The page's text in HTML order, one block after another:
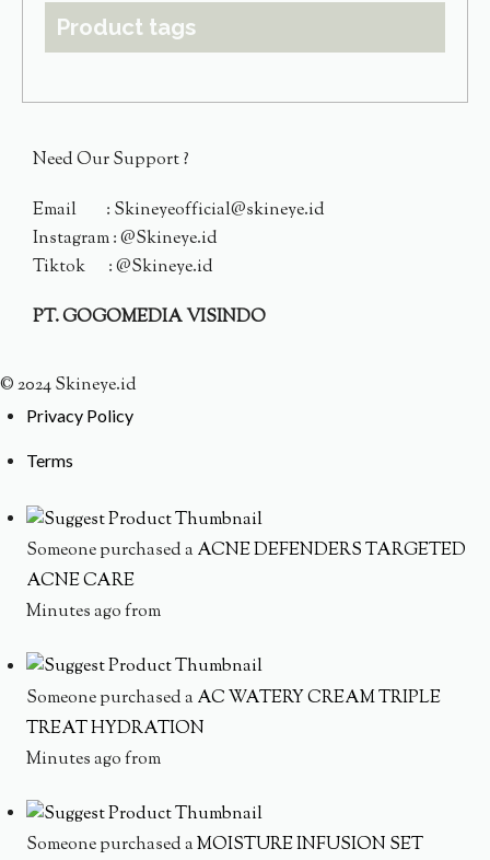
Product tags
Need Our Support ?
Email : Skineyeofficial@skineye.id
Instagram : @Skineye.id
Tiktok : @Skineye.id
PT. GOGOMEDIA VISINDO
© 2024 Skineye.id
Privacy Policy
Terms
Someone purchased a ACNE DEFENDERS TARGETED
ACNE CARE
Minutes ago from
Someone purchased a AC WATERY CREAM TRIPLE
TREAT HYDRATION
Minutes ago from
Someone purchased aMOISTURE INFUSION SET